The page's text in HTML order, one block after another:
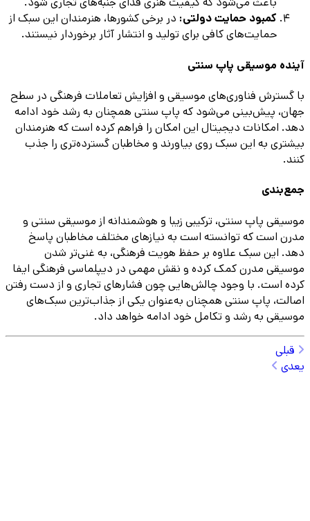
کمبود حمایت دولتی: در برخی کشورها، هنرمندان این سبک از
حمایت‌های کافی برای تولید و انتشار آثار برخوردار نیستند.
آینده موسیقی پاپ سنتی
با گسترش فناوری‌های موسیقی و افزایش تعاملات فرهنگی در سطح
جهان، پیش‌بینی می‌شود که پاپ سنتی همچنان به رشد خود ادامه
دهد. امکانات دیجیتال این امکان را فراهم کرده است که هنرمندان
بیشتری به این سبک روی بیاورند و مخاطبان گسترده‌تری را جذب
کنند.
جمع‌بندی
موسیقی پاپ سنتی، ترکیبی زیبا و هوشمندانه از موسیقی سنتی و
مدرن است که توانسته است به نیازهای مختلف مخاطبان پاسخ
دهد. این سبک علاوه بر حفظ هویت فرهنگی، به غنی‌تر شدن
موسیقی مدرن کمک کرده و نقش مهمی در دیپلماسی فرهنگی ایفا
کرده است. با وجود چالش‌هایی چون فشارهای تجاری و از دست رفتن
اصالت، پاپ سنتی همچنان به‌عنوان یکی از جذاب‌ترین سبک‌های
موسیقی به رشد و تکامل خود ادامه خواهد داد.
قبلی
یعدی